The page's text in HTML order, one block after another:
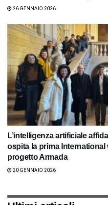
26 GENNAIO 2026
L’intelligenza artificiale
ospita la prima International
progetto Armada
20 GENNAIO 2026